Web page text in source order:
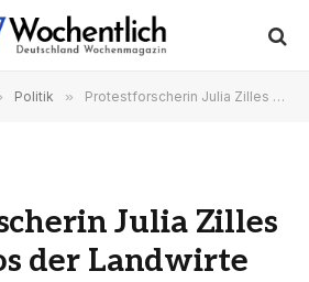
Politik » Protestforscherin Julia Zilles über Demos der Landwirte
Julia Zilles
der Landwirte